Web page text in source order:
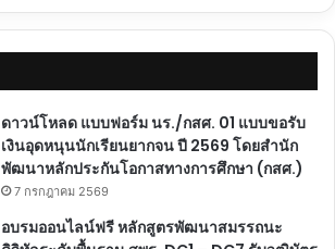
ดาวน์โหลด แบบฟอร์ม นร./กสศ. 01 แบบขอรับ
เงินอุดหนุนนักเรียนยากจน ปี 2569 โดยสำนัก
พัฒนาหลักประกันโอกาสทางการศึกษา (กสศ.)
7 กรกฎาคม 2569
อบรมออนไลน์ฟรี หลักสูตรพัฒนาสมรรถนะ